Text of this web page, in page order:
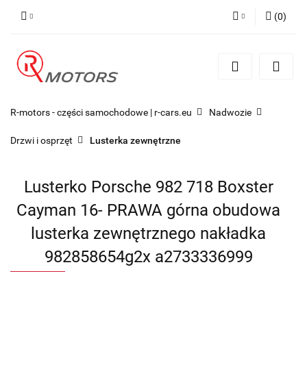
Zarejestruj się
(0)
R-motors - części samochodowe | r-cars.eu Nadwozie
Drzwi i osprzęt Lusterka zewnętrzne
Lusterko Porsche 982 718 Boxster
Cayman 16- PRAWA górna obudowa
lusterka zewnętrznego nakładka
982858654g2x a2733336999